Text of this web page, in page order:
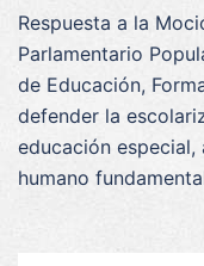
Respuesta a la
Parlamentario
de Educación,
defender la
educación
humano